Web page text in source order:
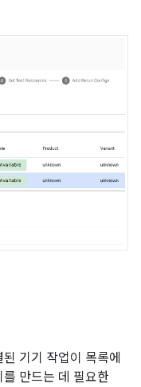
기기 작업이 목록에
만드는 데 필요한